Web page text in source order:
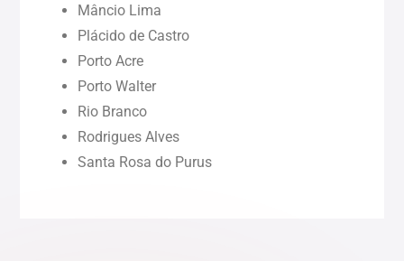
Piauí (PI)
Rondônia (RO)
Roraima (RR)
Mâncio Lima
Plácido de Castro
Porto Acre
Porto Walter
Rio Branco
Rodrigues Alves
Santa Rosa do Purus